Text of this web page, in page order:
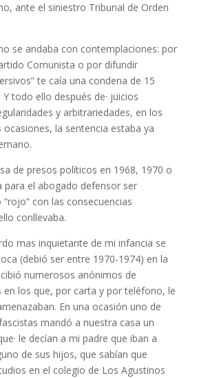
ante el siniestro Tribunal de Orden
se andaba con contemplaciones: por
Comunista o por difundir
te caía una condena de 15
Y todo ello después de· juicios
y arbitrariedades, en los
ocasiones, la sentencia estaba ya
de presos políticos en 1968, 1970 o
para el abogado defensor ser
con las consecuencias
conllevaba.
mas inquietante de mi infancia se
(debió ser entre 1970-1974) en la
numerosos anónimos de
en los que, por carta y por teléfono, le
En una ocasión uno de
mandó a nuestra casa un
· le decían a mi padre que iban a
de sus hijos, que sabían que
en el colegio de Los Agustinos